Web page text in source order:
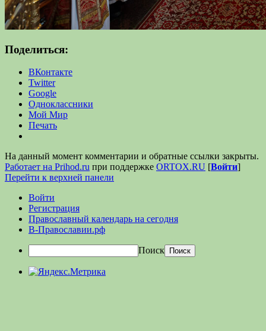
Поделиться:
ВКонтакте
Twitter
Google
Одноклассники
Мой Мир
Печать
На данный момент комментарии и обратные ссылки закрыты.
Работает на Prihod.ru при поддержке ORTOX.RU [Войти]
Перейти к верхней панели
Войти
Регистрация
Православный календарь на сегодня
В-Православии.рф
Поиск